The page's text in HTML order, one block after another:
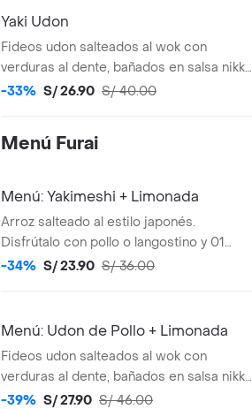
Yaki Udon
Fideos udon salteados al wok con
verduras al dente, bañados en salsa nikkei
y coronados con jugoso pollo crispy. ¡no
-33% S/ 26.90 S/ 40.00
Menú Furai
Menú: Yakimeshi + Limonada
Arroz salteado al estilo japonés.
Disfrútalo con pollo o langostino y 01
botella de limonada. Foto Referencial.
-34% S/ 23.90 S/ 36.00
Menú: Udon de Pollo + Limonada
Fideos udon salteados al wok con
verduras al dente, bañados en salsa nikkei
y coronados con jugosos trozos de pollo
-39% S/ 27.90 S/ 46.00